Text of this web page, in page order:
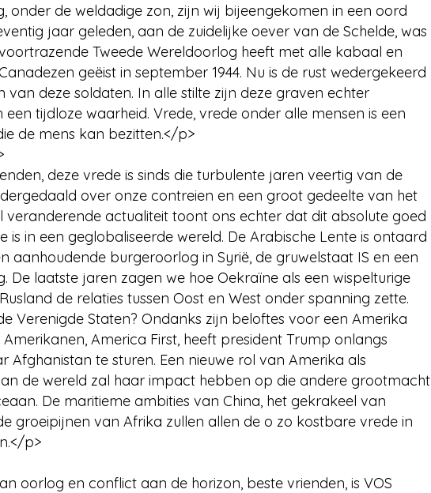
onder de weldadige zon, zijn wij bijeengekomen in een oord
jaar geleden, aan de zuidelijke oever van de Schelde, was
Tweede Wereldoorlog heeft met alle kabaal en
geëist in september 1944. Nu is de rust wedergekeerd
van deze soldaten. In alle stilte zijn deze graven echter
tijdloze waarheid. Vrede, vrede onder alle mensen is een
de mens kan bezitten.</p>
deze vrede is sinds die turbulente jaren veertig van de
over onze contreien en een groot gedeelte van het
veranderende actualiteit toont ons echter dat dit absolute goed
is in een geglobaliseerde wereld. De Arabische Lente is ontaard
aanhoudende burgeroorlog in Syrië, de gruwelstaat IS en een
De laatste jaren zagen we hoe Oekraïne als een wispelturige
de relaties tussen Oost en West onder spanning zette.
Verenigde Staten? Ondanks zijn beloftes voor een Amerika
America First, heeft president Trump onlangs
Afghanistan te sturen. Een nieuwe rol van Amerika als
de wereld zal haar impact hebben op die andere grootmacht
De maritieme ambities van China, het gekrakeel van
groeipijnen van Afrika zullen allen de o zo kostbare vrede in
p>
oorlog en conflict aan de horizon, beste vrienden, is VOS